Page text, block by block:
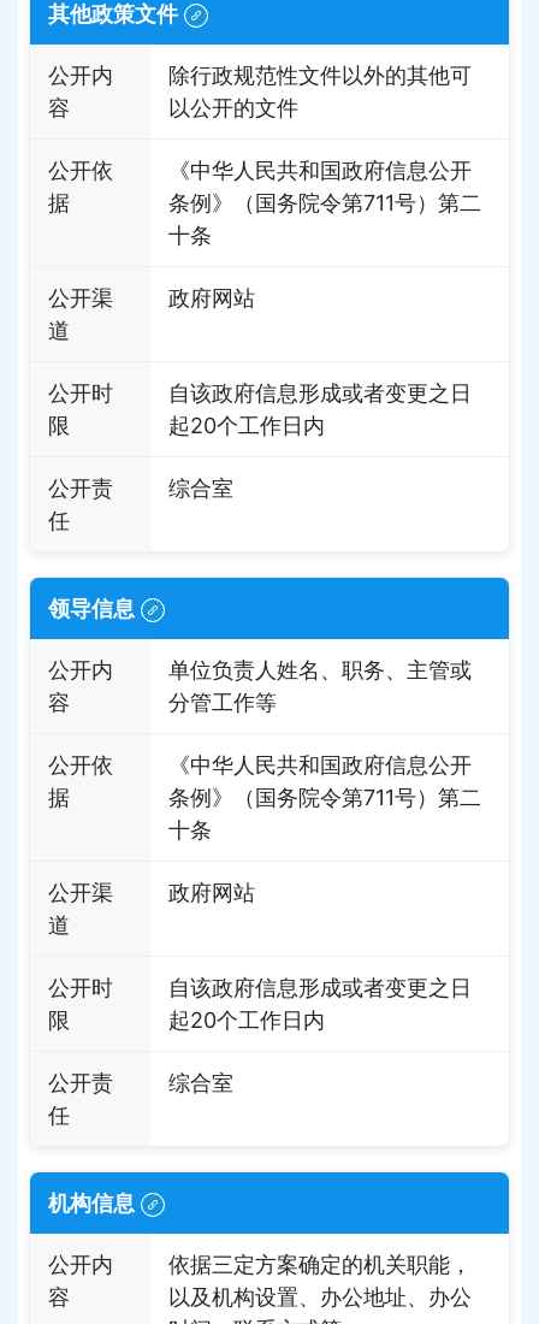
其他政策文件
公开内
容
除行政规范性文件以外的其他可
以公开的文件
公开依
据
《中华人民共和国政府信息公开
条例》（国务院令第711号）第二
十条
公开渠
道
政府网站
公开时
限
自该政府信息形成或者变更之日
起20个工作日内
公开责
任
综合室
领导信息
公开内
容
单位负责人姓名、职务、主管或
分管工作等
公开依
据
《中华人民共和国政府信息公开
条例》（国务院令第711号）第二
十条
公开渠
道
政府网站
公开时
限
自该政府信息形成或者变更之日
起20个工作日内
公开责
任
综合室
机构信息
公开内
容
依据三定方案确定的机关职能，
以及机构设置、办公地址、办公